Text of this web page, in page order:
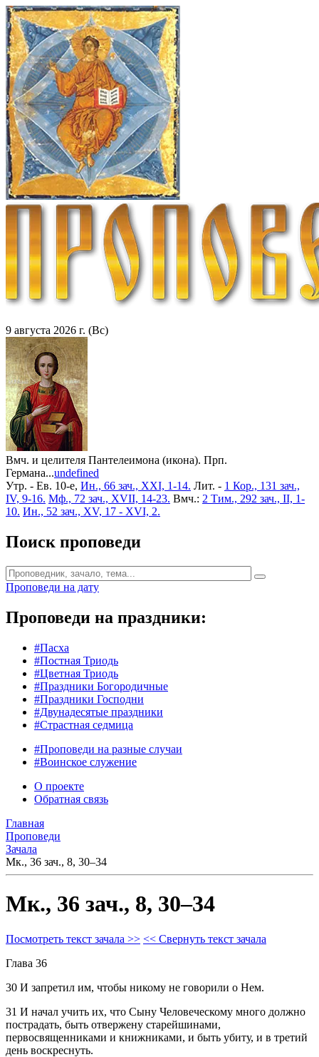
9 августа 2026 г. (Вс)
Вмч. и целителя Пантелеимона (икона). Прп.
Германа...undefined
Утр. - Ев. 10-е, Ин., 66 зач., XXI, 1-14. Лит. - 1 Кор., 131 зач.,
IV, 9-16. Мф., 72 зач., XVII, 14-23. Вмч.: 2 Тим., 292 зач., II, 1-
10. Ин., 52 зач., XV, 17 - XVI, 2.
Поиск проповеди
Проповеди на дату
Проповеди на праздники:
#Пасха
#Постная Триодь
#Цветная Триодь
#Праздники Богородичные
#Праздники Господни
#Двунадесятые праздники
#Страстная седмица
#Проповеди на разные случаи
#Воинское служение
О проекте
Обратная связь
Главная
Проповеди
Зачала
Мк., 36 зач., 8, 30–34
Мк., 36 зач., 8, 30–34
Посмотреть текст зачала >> << Свернуть текст зачала
Глава 36
30 И запретил им, чтобы никому не говорили о Нем.
31 И начал учить их, что Сыну Человеческому много должно
пострадать, быть отвержену старейшинами,
первосвященниками и книжниками, и быть убиту, и в третий
день воскреснуть.